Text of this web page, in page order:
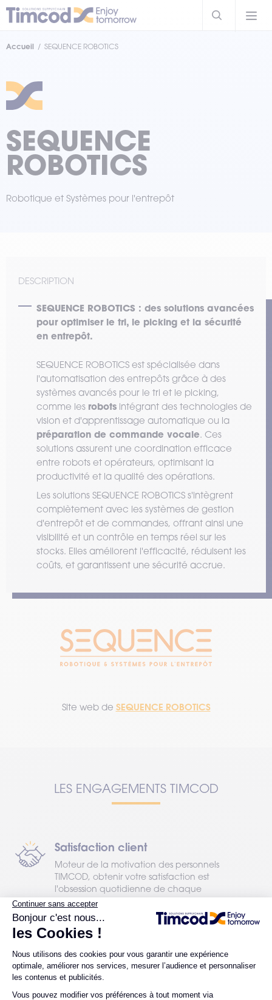
Accueil SEQUENCE ROBOTICS
SEQUENCE
ROBOTICS
Robotique et Systèmes pour l'entrepôt
DESCRIPTION
SEQUENCE ROBOTICS : des solutions avancées
pour optimiser le tri, le picking et la sécurité
en entrepôt.
SEQUENCE ROBOTICS est spécialisée dans
l'automatisation des entrepôts grâce à des
systèmes avancés pour le tri et le picking,
comme les robots intégrant des technologies de
vision et d'apprentissage automatique ou la
préparation de commande vocale. Ces
solutions assurent une coordination efficace
entre robots et opérateurs, optimisant la
productivité et la qualité des opérations.
Les solutions SEQUENCE ROBOTICS s'intègrent
complètement avec les systèmes de gestion
d'entrepôt et de commandes, offrant ainsi une
visibilité et un contrôle en temps réel sur les
stocks. Elles améliorent l'efficacité, réduisent les
coûts, et garantissent une sécurité accrue.
Site web de SEQUENCE ROBOTICS
LES ENGAGEMENTS TIMCOD
Satisfaction client
Moteur de la motivation des personnels
TIMCOD, obtenir votre satisfaction est
l'obsession quotidienne de chaque
Timcodienne et Timcodien !
Qualité de services
Votre satisfaction Client se construit sur la
performance des solutions déployées pour
vous. Au-delà des performances
techniques, c'est bien de la qualité des